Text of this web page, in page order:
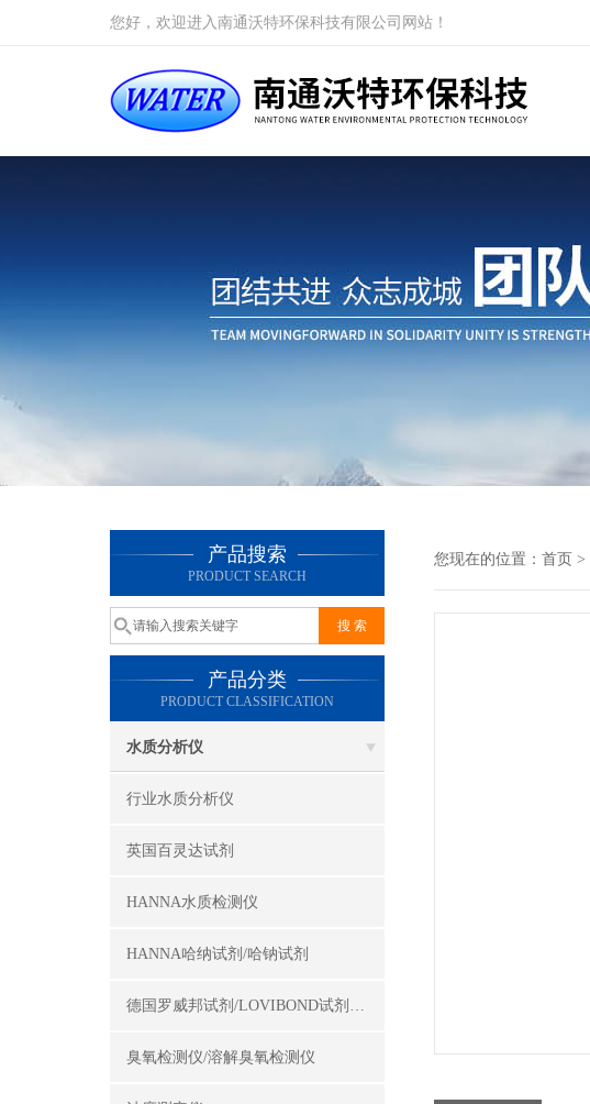
您好，欢迎进入南通沃特环保科技有限公司网站！
产品搜索
PRODUCT SEARCH
产品分类
PRODUCT CLASSIFICATION
水质分析仪
行业水质分析仪
英国百灵达试剂
HANNA水质检测仪
HANNA哈纳试剂/哈钠试剂
德国罗威邦试剂/LOVIBOND试剂/罗威邦试剂
臭氧检测仪/溶解臭氧检测仪
您现在的位置： 首页 >